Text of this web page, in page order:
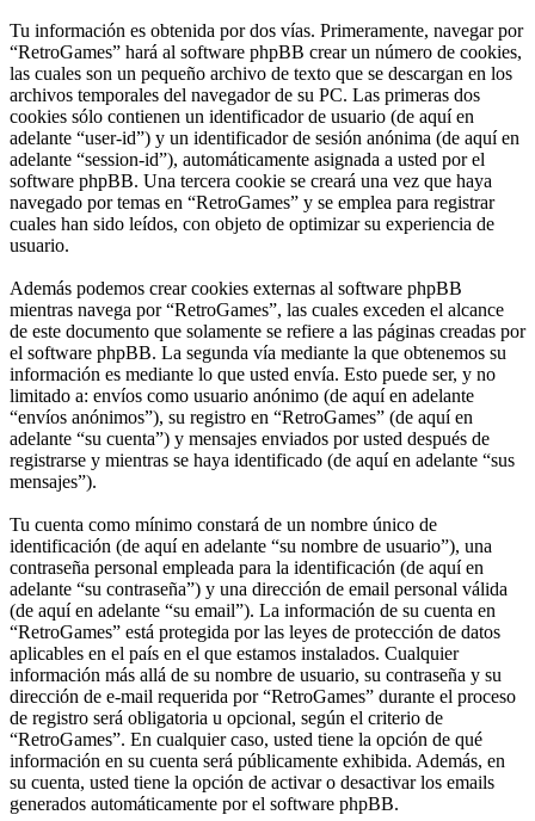
Tu información es obtenida por dos vías. Primeramente, navegar por
“RetroGames” hará al software phpBB crear un número de cookies,
las cuales son un pequeño archivo de texto que se descargan en los
archivos temporales del navegador de su PC. Las primeras dos
cookies sólo contienen un identificador de usuario (de aquí en
adelante “user-id”) y un identificador de sesión anónima (de aquí en
adelante “session-id”), automáticamente asignada a usted por el
software phpBB. Una tercera cookie se creará una vez que haya
navegado por temas en “RetroGames” y se emplea para registrar
cuales han sido leídos, con objeto de optimizar su experiencia de
usuario.
Además podemos crear cookies externas al software phpBB
mientras navega por “RetroGames”, las cuales exceden el alcance
de este documento que solamente se refiere a las páginas creadas por
el software phpBB. La segunda vía mediante la que obtenemos su
información es mediante lo que usted envía. Esto puede ser, y no
limitado a: envíos como usuario anónimo (de aquí en adelante
“envíos anónimos”), su registro en “RetroGames” (de aquí en
adelante “su cuenta”) y mensajes enviados por usted después de
registrarse y mientras se haya identificado (de aquí en adelante “sus
mensajes”).
Tu cuenta como mínimo constará de un nombre único de
identificación (de aquí en adelante “su nombre de usuario”), una
contraseña personal empleada para la identificación (de aquí en
adelante “su contraseña”) y una dirección de email personal válida
(de aquí en adelante “su email”). La información de su cuenta en
“RetroGames” está protegida por las leyes de protección de datos
aplicables en el país en el que estamos instalados. Cualquier
información más allá de su nombre de usuario, su contraseña y su
dirección de e-mail requerida por “RetroGames” durante el proceso
de registro será obligatoria u opcional, según el criterio de
“RetroGames”. En cualquier caso, usted tiene la opción de qué
información en su cuenta será públicamente exhibida. Además, en
su cuenta, usted tiene la opción de activar o desactivar los emails
generados automáticamente por el software phpBB.